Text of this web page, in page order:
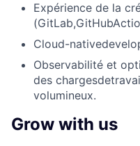
Expérience de la
Cloud-
Observabilité et
des
volumineux.
Grow with us